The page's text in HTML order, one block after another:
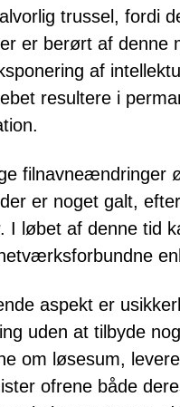
trussel, fordi
er berørt af denne
af
resultere i
filnavneændringer
er noget galt,
I løbet af denne tid
aspekt er
uden at tilbyde
om løsesum,
ofrene både